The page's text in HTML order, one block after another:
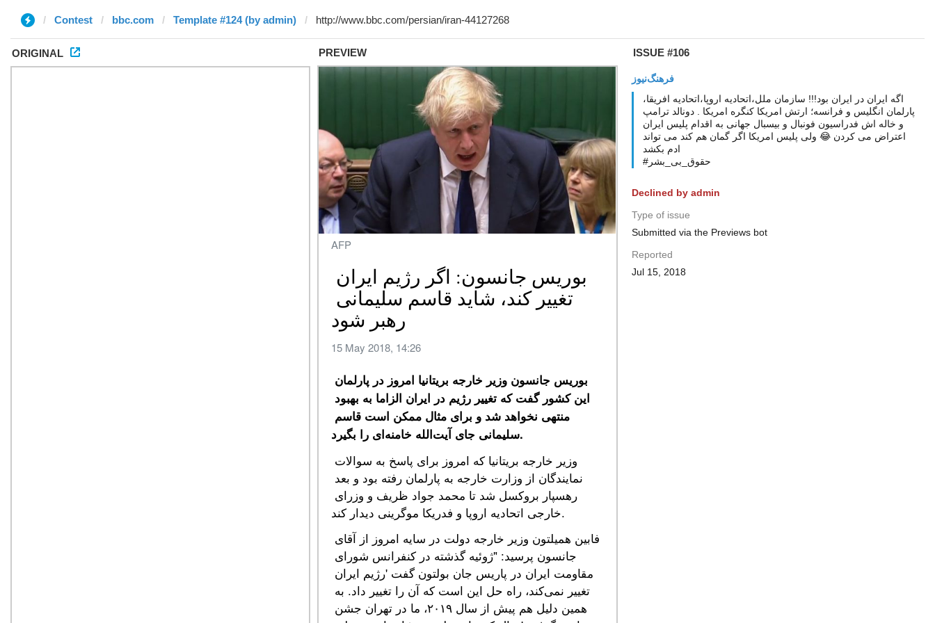
Contest bbc.com Template #124 (by admin)
ORIGINAL PREVIEW ISSUE #106
فرهنگ‌نیوز
اگه ایران در ایران بود!!! سازمان ملل،اتحادیه اروپا،اتحادیه افریقا،
پارلمان انگلیس و فرانسه؛ ارتش امریکا کنگره امریکا . دونالد ترامپ
و خاله اش فدراسیون فونبال و بیسبال جهانی به اقدام پلیس ایران
اعتراض می کردن 😂 ولی پلیس امریکا اگر گمان هم کند می تواند
ادم بکشد
#حقوق_بی_بشر
Declined by admin
Type of issue
Submitted via the Previews bot
Reported
Jul 15, 2018